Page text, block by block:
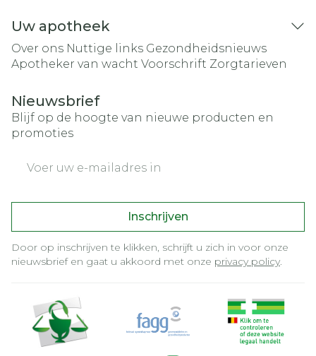
Uw apotheek
Over ons Nuttige links Gezondheidsnieuws
Apotheker van wacht Voorschrift Zorgtarieven
Nieuwsbrief
Blijf op de hoogte van nieuwe producten en
promoties
Inschrijven
Door op inschrijven te klikken, schrijft u zich in voor onze
nieuwsbrief en gaat u akkoord met onze privacy policy.